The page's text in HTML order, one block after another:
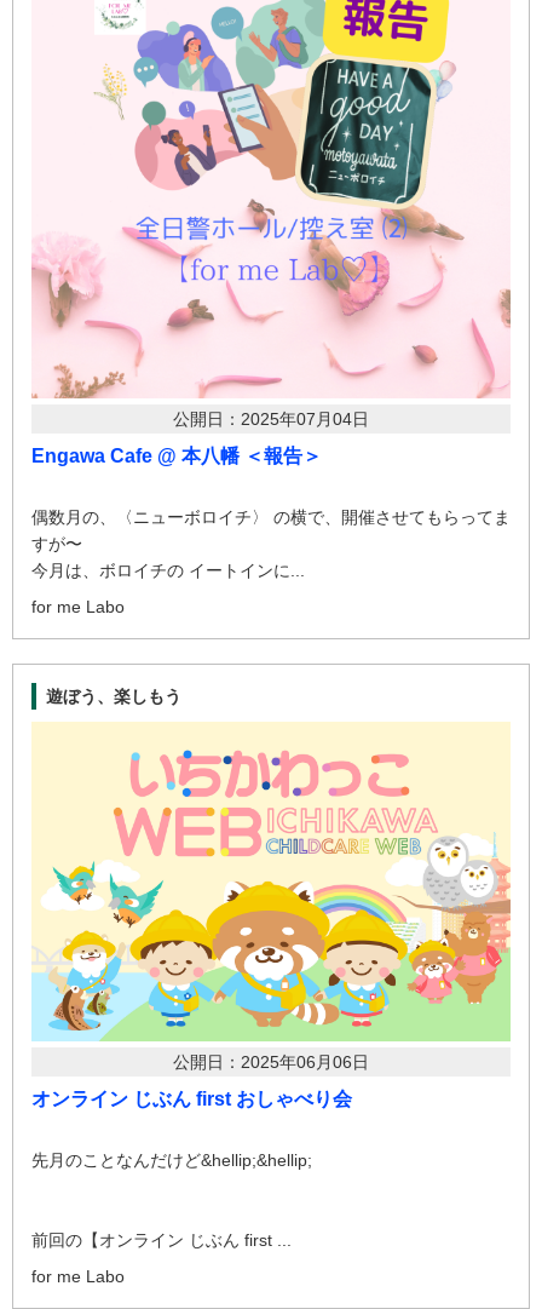
公開日：2025年07月04日
Engawa Cafe @ 本八幡 ＜報告＞
偶数月の、〈ニューボロイチ〉 の横で、開催させてもらってま
すが〜
今月は、ボロイチの イートインに...
for me Labo
遊ぼう、楽しもう
公開日：2025年06月06日
オンライン じぶん first おしゃべり会
先月のことなんだけど&hellip;&hellip;
前回の【オンライン じぶん first ...
for me Labo